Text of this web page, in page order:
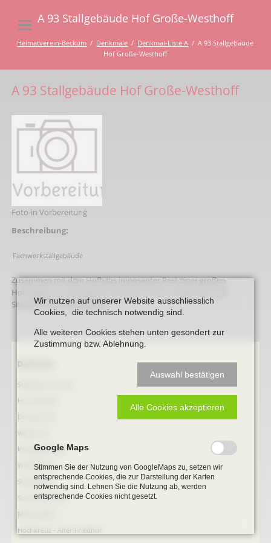
A 93 Stallgebäude Hof Große-Westhoff
Heimatverein-Beckum Denkmale Denkmal-Liste A
A 93 Stallgebäude
Hof Große-Westhoff
A 93 Stallgebäude Hof Große-Westhoff
Foto-in Vorbereitung
Beschreibung:
Fachwerkstallgebäude
Zusammen mit dem Hofhaus imposanter Rest einer großen
Hofanlage in unmittelbarer Nähe der Kirche, prägend für die
Situation am Ortseingang.
Navigation
Denkmale
Stephanus-Kirche
Hist. Rathaus
Domitorium
Wehrturm
Köttings Mühle
Windmühle
Ständehaus
Schmiede Galen
Mariensäule
Hochkreuz - Alter Friedhof
Wir nutzen auf unserer Website ausschliesslich
Cookies, die technisch notwendig sind.
Alle weiteren Cookies stehen unten gesondert zur
Zustimmung bzw. Ablehnung.
Auswahl bestätigen
Alle Cookies akzeptieren
Google Maps
Stimmen Sie der Nutzung von GoogleMaps zu, setzen wir
entsprechende Cookies, die zur Darstellung der Karten
notwendig sind. Lehnen Sie die Nutzung ab, werden
entsprechende Cookies nicht gesetzt.